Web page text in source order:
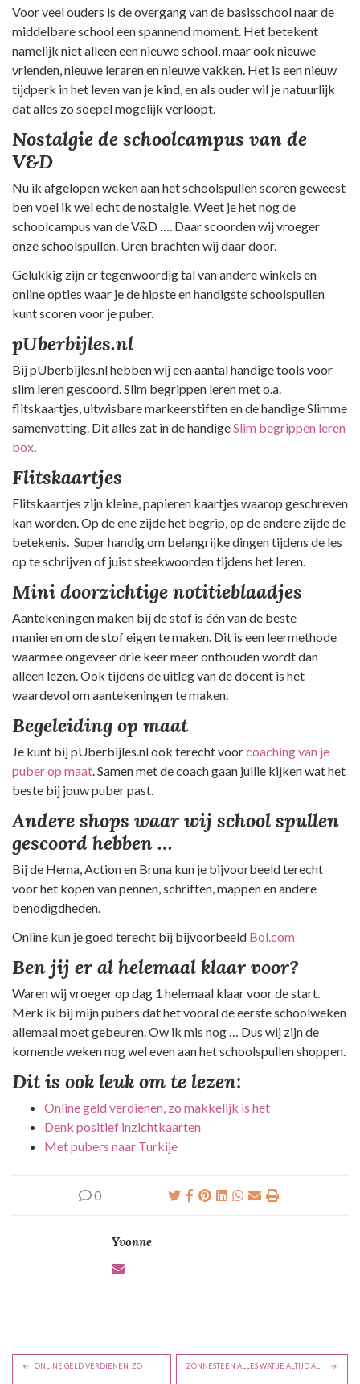
Voor veel ouders is de overgang van de basisschool naar de
middelbare school een spannend moment. Het betekent
namelijk niet alleen een nieuwe school, maar ook nieuwe
vrienden, nieuwe leraren en nieuwe vakken. Het is een nieuw
tijdperk in het leven van je kind, en als ouder wil je natuurlijk
dat alles zo soepel mogelijk verloopt.
Nostalgie de schoolcampus van de
V&D
Nu ik afgelopen weken aan het schoolspullen scoren geweest
ben voel ik wel echt de nostalgie. Weet je het nog de
schoolcampus van de V&D …. Daar scoorden wij vroeger
onze schoolspullen. Uren brachten wij daar door.
Gelukkig zijn er tegenwoordig tal van andere winkels en
online opties waar je de hipste en handigste schoolspullen
kunt scoren voor je puber.
pUberbijles.nl
Bij pUberbijles.nl hebben wij een aantal handige tools voor
slim leren gescoord. Slim begrippen leren met o.a.
flitskaartjes, uitwisbare markeerstiften en de handige Slimme
samenvatting. Dit alles zat in de handigeSlim begrippen leren
box.
Flitskaartjes
Flitskaartjes zijn kleine, papieren kaartjes waarop geschreven
kan worden. Op de ene zijde het begrip, op de andere zijde de
betekenis. Super handig om belangrijke dingen tijdens de les
op te schrijven of juist steekwoorden tijdens het leren.
Mini doorzichtige notitieblaadjes
Aantekeningen maken bij de stof is één van de beste
manieren om de stof eigen te maken. Dit is een leermethode
waarmee ongeveer drie keer meer onthouden wordt dan
alleen lezen. Ook tijdens de uitleg van de docent is het
waardevol om aantekeningen te maken.
Begeleiding op maat
Je kunt bij pUberbijles.nl ook terecht voorcoaching van je
puber op maat. Samen met de coach gaan jullie kijken wat het
beste bij jouw puber past.
Andere shops waar wij school spullen
gescoord hebben …
Bij de Hema, Action en Bruna kun je bijvoorbeeld terecht
voor het kopen van pennen, schriften, mappen en andere
benodigdheden.
Online kun je goed terecht bij bijvoorbeeld Bol.com
Ben jij er al helemaal klaar voor?
Waren wij vroeger op dag 1 helemaal klaar voor de start.
Merk ik bij mijn pubers dat het vooral de eerste schoolweken
allemaal moet gebeuren. Ow ik mis nog … Dus wij zijn de
komende weken nog wel even aan het schoolspullen shoppen.
Dit is ook leuk om te lezen:
Online geld verdienen, zo makkelijk is het
Denk positief inzichtkaarten
Met pubers naar Turkije
0
Yvonne
B
ONLINE GELD VERDIENEN, ZO ZONNESTEEN ALLES WAT JE ALTIJD AL